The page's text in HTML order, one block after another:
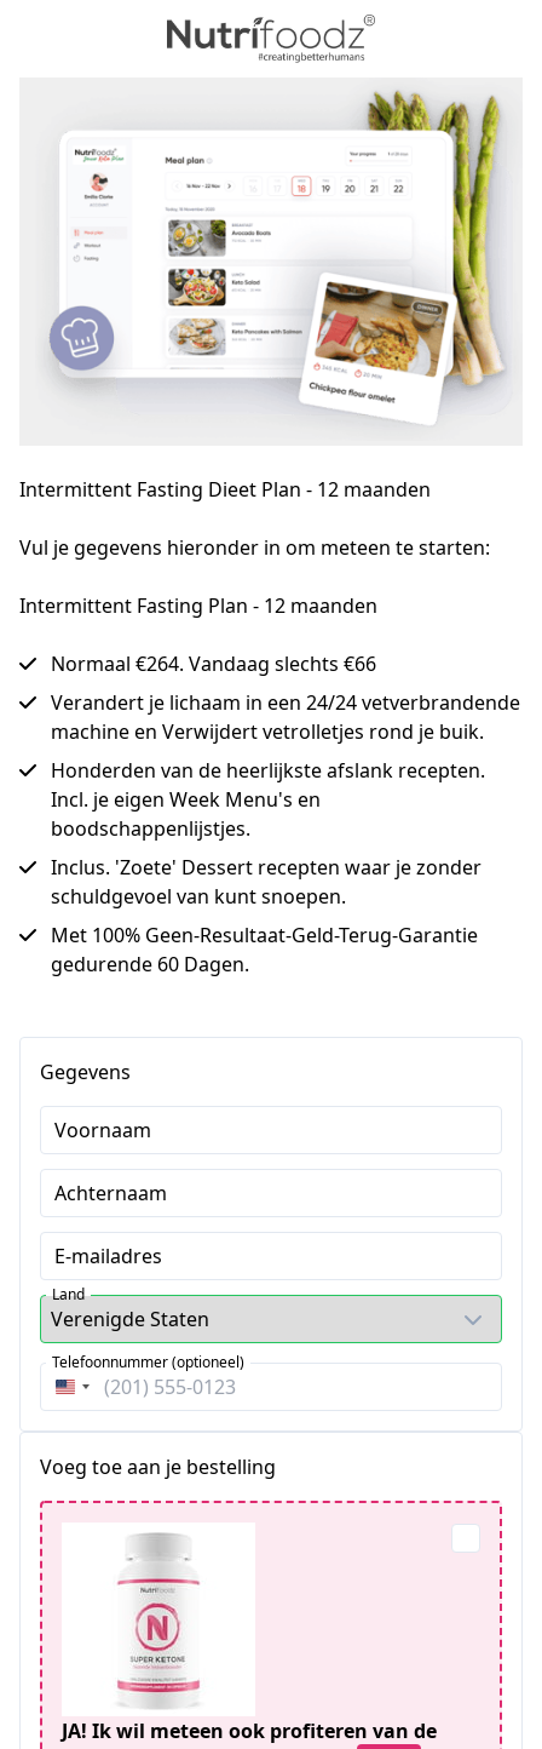
Intermittent Fasting Dieet Plan - 12 maanden
Vul je gegevens hieronder in om meteen te starten:
Intermittent Fasting Plan - 12 maanden
Normaal €264. Vandaag slechts €66
Verandert je lichaam in een 24/24 vetverbrandende
machine en Verwijdert vetrolletjes rond je buik.
Honderden van de heerlijkste afslank recepten.
Incl. je eigen Week Menu's en
boodschappenlijstjes.
Inclus. 'Zoete' Dessert recepten waar je zonder
schuldgevoel van kunt snoepen.
Met 100% Geen-Resultaat-Geld-Terug-Garantie
gedurende 60 Dagen.
Gegevens
Voornaam
Achternaam
E-mailadres
Land
Verenigde
Telefoonnummer (optioneel)
Voeg toe aan je bestelling
JA! Ik wil meteen ook profiteren van de